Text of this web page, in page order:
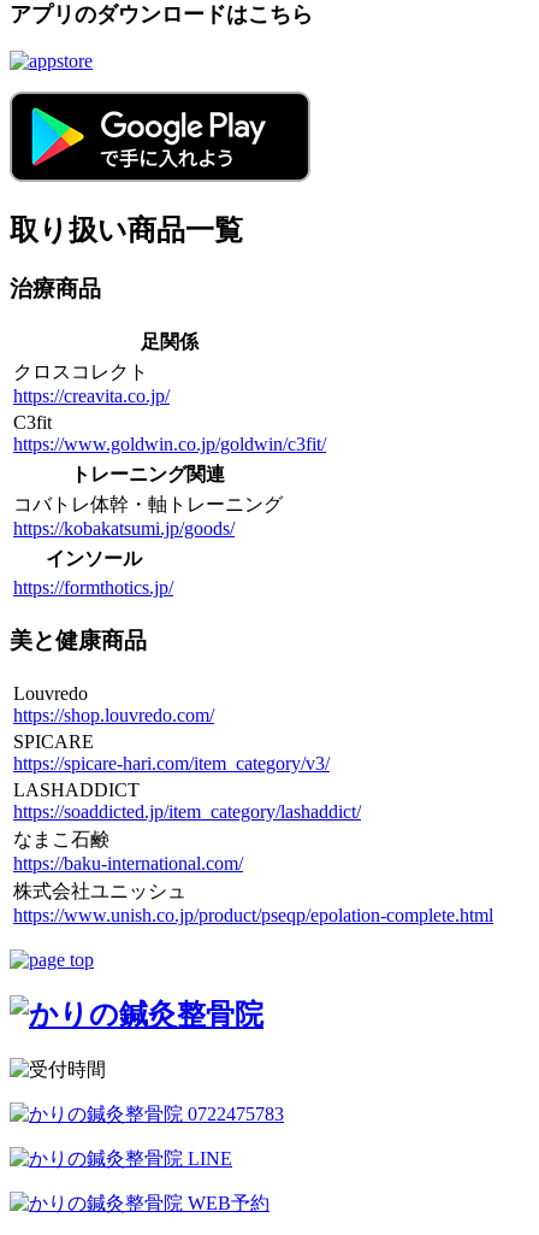
アプリのダウンロードはこちら
取り扱い商品一覧
治療商品
足関係
クロスコレクト
https://creavita.co.jp/
C3fit
https://www.goldwin.co.jp/goldwin/c3fit/
トレーニング関連
コバトレ体幹・軸トレーニング
https://kobakatsumi.jp/goods/
インソール
https://formthotics.jp/
美と健康商品
Louvredo
https://shop.louvredo.com/
SPICARE
https://spicare-hari.com/item_category/v3/
LASHADDICT
https://soaddicted.jp/item_category/lashaddict/
なまこ石鹸
https://baku-international.com/
株式会社ユニッシュ
https://www.unish.co.jp/product/pseqp/epolation-complete.html